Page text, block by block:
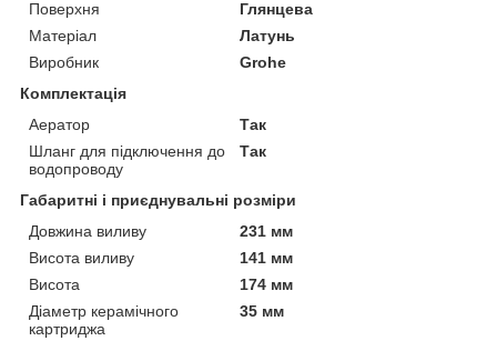
Поверхня
Глянцева
Матеріал
Латунь
Виробник
Grohe
Комплектація
Аератор
Так
Шланг для підключення до
водопроводу
Так
Габаритні і приєднувальні розміри
Довжина виливу
231 мм
Висота виливу
141 мм
Висота
174 мм
Діаметр керамічного
картриджа
35 мм